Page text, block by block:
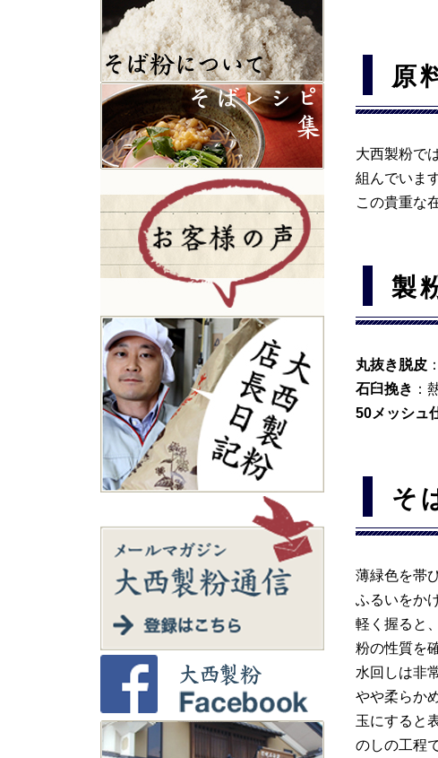
原
大西製粉で
組んでいます
この貴重な
製
丸抜き脱皮
石臼挽き ：
50メッシュ
そ
薄緑色を帯
ふるいをか
軽く握ると
粉の性質を
水回しは非
やや柔らか
玉にすると
のしの工程